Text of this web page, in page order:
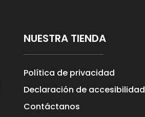
NUESTRA TIENDA
Política de privacidad
Declaración de accesibilidad
Contáctanos